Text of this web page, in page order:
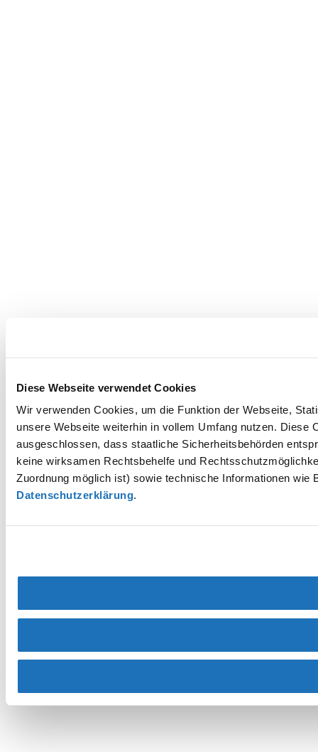
Diese Webseite verwendet Cookies
Wir verwenden Cookies, um die Funktion der Webseite,
unsere Webseite weiterhin in vollem Umfang nutzen.
ausgeschlossen, dass staatliche Sicherheitsbehörden
keine wirksamen Rechtsbehelfe und
Zuordnung möglich ist) sowie technische Informationen
Datenschutzerklärung.